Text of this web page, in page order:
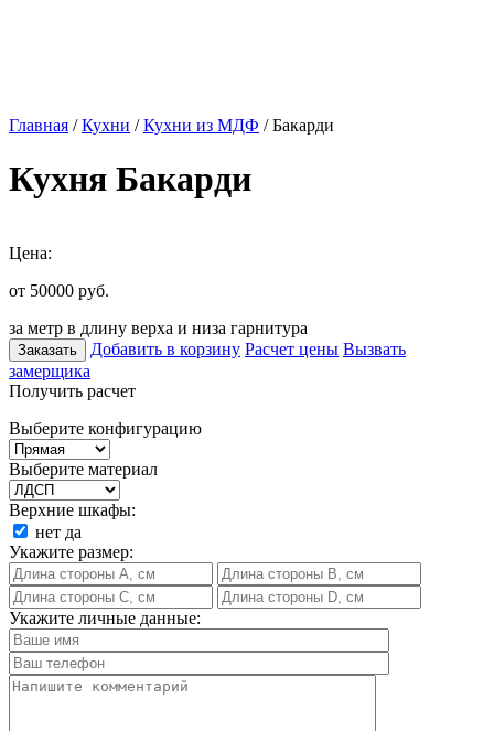
Главная /Кухни /Кухни из МДФ / Бакарди
Кухня Бакарди
Цена:
от 50000 руб.
за метр в длину верха и низа гарнитура
Заказать Добавить в корзину Расчет цены Вызвать
замерщика
Получить расчет
Выберите конфигурацию
Выберите материал
Верхние шкафы:
нет да
Укажите размер:
Укажите личные данные: